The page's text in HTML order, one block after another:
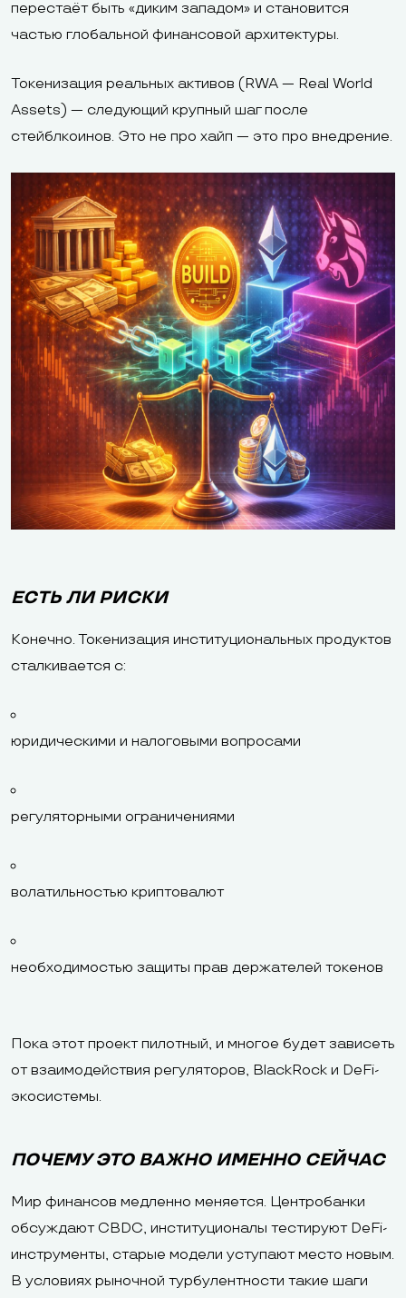
перестаёт быть «диким западом» и становитcя
частью глобальной финансовой архитектуры.
Токенизация реальных активов (RWA — Real World
Assets) — следующий крупный шаг после
стейблкоинов. Это не про хайп — это про внедрение.
ЕСТЬ ЛИ РИСКИ
Конечно. Токенизация институциональных продуктов
сталкивается с:
юридическими и налоговыми вопросами
регуляторными ограничениями
волатильностью криптовалют
необходимостью защиты прав держателей токенов
Пока этот проект пилотный, и многое будет зависеть
от взаимодействия регуляторов, BlackRock и DeFi-
экосистемы.
ПОЧЕМУ ЭТО ВАЖНО ИМЕННО СЕЙЧАС
Мир финансов медленно меняется. Центробанки
обсуждают CBDC, институционалы тестируют DeFi-
инструменты, старые модели уступают место новым.
В условиях рыночной турбулентности такие шаги